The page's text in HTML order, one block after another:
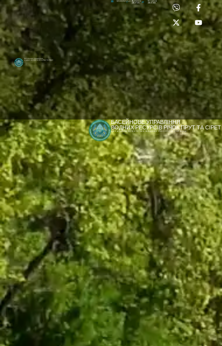
[newyear_garland]
Басейнове управління
водних ресурсів річок Прут та Сірет
Лабораторія:
(0372) 53-92-00
dpbuvr@dpbuvr.gov.uaПриймальня:
(0372) 51-14-56
БАСЕЙНОВЕ УПРАВЛІННЯ
ВОДНИХ РЕСУРСІВ РІЧОК ПРУТ ТА СІРЕТ
ДЕРЖАВНЕ АГЕНТСТВО ВОДНИХ РЕСУРСІВ УКРАЇНИ